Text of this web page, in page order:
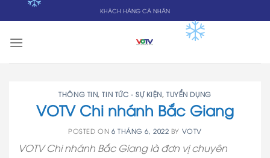
to
content
KHÁCH HÀNG CÁ NHÂN
THÔNG TIN,TIN TỨC - SỰ KIỆN,TUYỂN DỤNG
VOTV Chi nhánh Bắc Giang
POSTED ON 6 THÁNG 6, 2022 BY VOTV
VOTV Chi nhánh Bắc Giang là đơn vị chuyên